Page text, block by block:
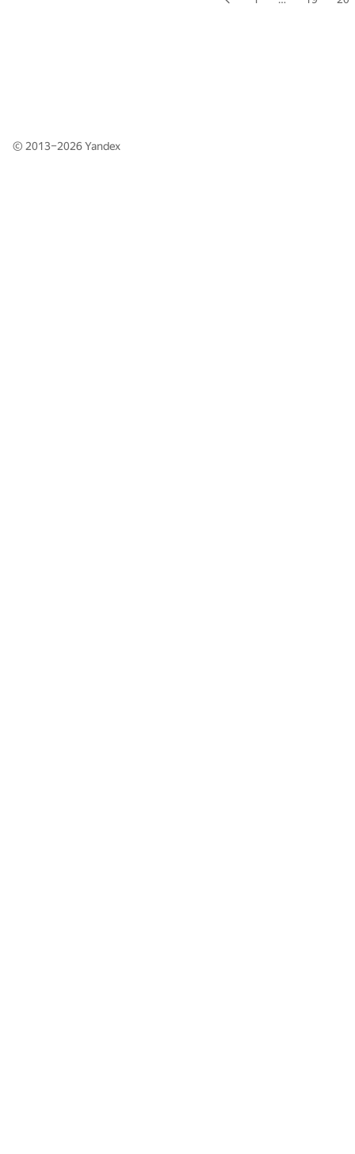
© 2013–2026Yandex